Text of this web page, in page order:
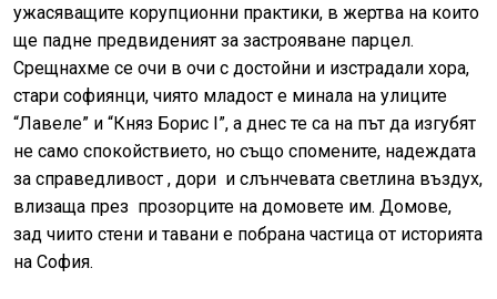
ужасяващите корупционни практики, в жертва на които
ще падне предвиденият за застрояване парцел.
Срещнахме се очи в очи с достойни и изстрадали хора,
стари софиянци, чиято младост е минала на улиците
“Лавеле” и “Княз Борис I”, а днес те са на път да изгубят
не само спокойствието, но също спомените, надеждата
за справедливост , дори и слънчевата светлина въздух,
влизаща през прозорците на домовете им. Домове,
зад чиито стени и тавани е побрана частица от историята
на София.